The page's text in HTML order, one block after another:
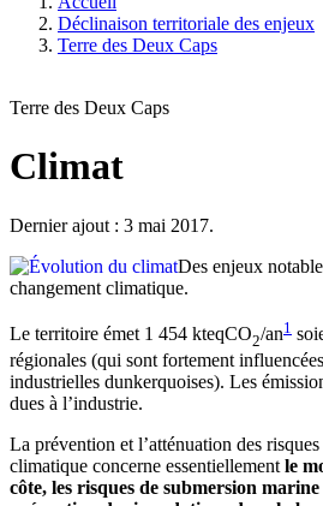
Déclinaison territoriale des enjeux
Terre des Deux Caps
Terre des Deux Caps
Climat
Dernier ajout : 3 mai 2017.
Des enjeux
changement climatique.
Le territoire émet 1 454 kteqCO2/an1
régionales (qui sont fortement
industrielles dunkerquoises). Les
dues à l’industrie.
La prévention et l’atténuation des
climatique concerne essentiellement le
côte, les risques de submersion